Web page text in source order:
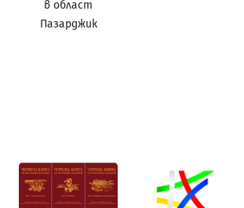
в област
Пазарджик